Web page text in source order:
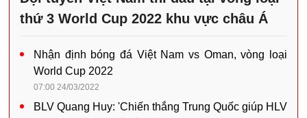
thứ 3 World Cup 2022 khu vực châu Á
Nhận định bóng đá Việt Nam vs Oman, vòng loại
World Cup 2022
07:00 24/03/2022
BLV Quang Huy: 'Chiến thắng Trung Quốc giúp HLV